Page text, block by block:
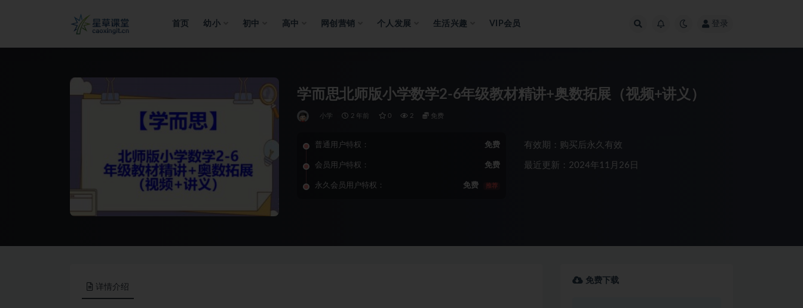
首页 幼小 初中 高中 网创营销 个人发展 生活兴趣 VIP会员 登录
学而思北师版小学数学2-6年级教材精讲+奥数拓展（视频+讲义）
小学 2 年前 0 2 免费
普通用户特权： 免费
会员用户特权： 免费
永久会员用户特权： 免费 推荐
有效期：购买后永久有效
最近更新：2024年11月26日
详情介绍
免费下载